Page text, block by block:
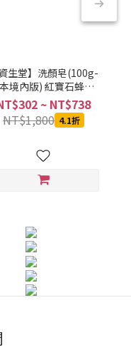
資生堂】洗顏皂(100g-
境內版) 紅寶石蜂蜜/
羅蘭寶石/翠綠蜂蜜
~ NT$738
NT$1,800 4.1折